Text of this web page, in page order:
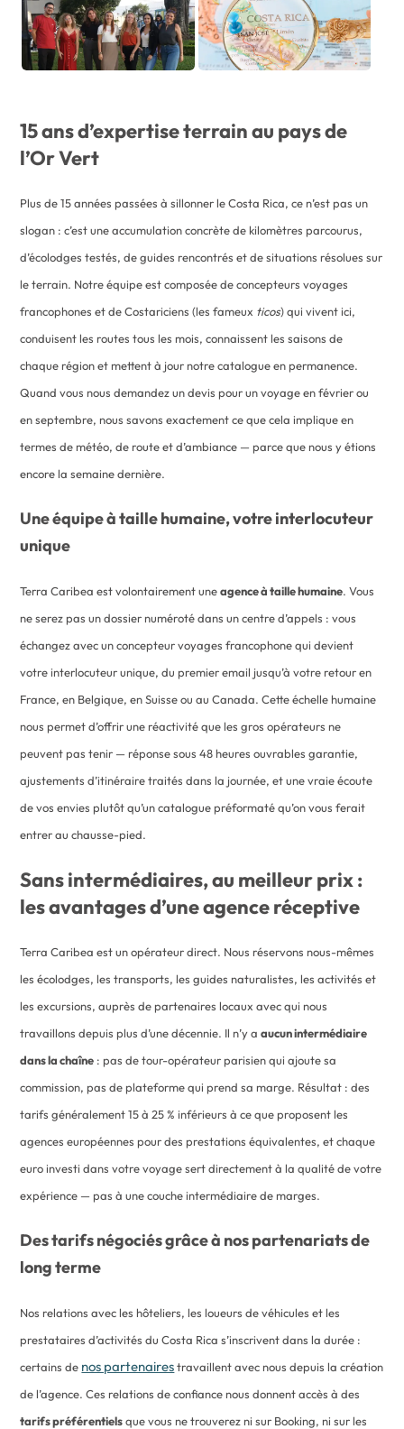
15 ans d’expertise terrain au pays de
l’Or Vert
Plus de 15 années passées à sillonner le Costa Rica, ce n’est pas un
slogan : c’est une accumulation concrète de kilomètres parcourus,
d’écolodges testés, de guides rencontrés et de situations résolues sur
le terrain. Notre équipe est composée de concepteurs voyages
francophones et de Costariciens (les fameux ticos) qui vivent ici,
conduisent les routes tous les mois, connaissent les saisons de
chaque région et mettent à jour notre catalogue en permanence.
Quand vous nous demandez un devis pour un voyage en février ou
en septembre, nous savons exactement ce que cela implique en
termes de météo, de route et d’ambiance — parce que nous y étions
encore la semaine dernière.
Une équipe à taille humaine, votre interlocuteur
unique
Terra Caribea est volontairement uneagence à taille humaine. Vous
ne serez pas un dossier numéroté dans un centre d’appels : vous
échangez avec un concepteur voyages francophone qui devient
votre interlocuteur unique, du premier email jusqu’à votre retour en
France, en Belgique, en Suisse ou au Canada. Cette échelle humaine
nous permet d’offrir une réactivité que les gros opérateurs ne
peuvent pas tenir — réponse sous 48 heures ouvrables garantie,
ajustements d’itinéraire traités dans la journée, et une vraie écoute
de vos envies plutôt qu’un catalogue préformaté qu’on vous ferait
entrer au chausse-pied.
Sans intermédiaires, au meilleur prix :
les avantages d’une agence réceptive
Terra Caribea est un opérateur direct. Nous réservons nous-mêmes
les écolodges, les transports, les guides naturalistes, les activités et
les excursions, auprès de partenaires locaux avec qui nous
travaillons depuis plus d’une décennie. Il n’y aaucun intermédiaire
dans la chaîne : pas de tour-opérateur parisien qui ajoute sa
commission, pas de plateforme qui prend sa marge. Résultat : des
tarifs généralement 15 à 25 % inférieurs à ce que proposent les
agences européennes pour des prestations équivalentes, et chaque
euro investi dans votre voyage sert directement à la qualité de votre
expérience — pas à une couche intermédiaire de marges.
Des tarifs négociés grâce à nos partenariats de
long terme
Nos relations avec les hôteliers, les loueurs de véhicules et les
prestataires d’activités du Costa Rica s’inscrivent dans la durée :
certains de nos partenairestravaillent avec nous depuis la création
de l’agence. Ces relations de confiance nous donnent accès à des
tarifs préférentielsque vous ne trouverez ni sur Booking, ni sur les